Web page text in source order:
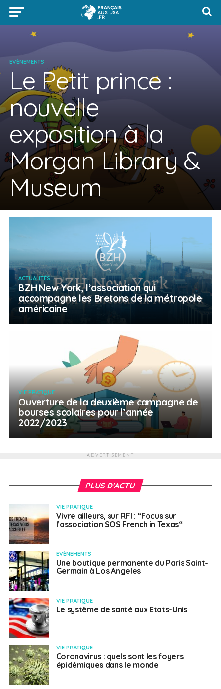
EVÈNEMENTS
Le Petit prince :
nouvelle
exposition à la
Morgan Library &
Museum
ACTUALITÉS
BZH New York, l’association qui
accompagne les Bretons de la métropole
américaine
VIE PRATIQUE
Ouverture de la deuxième campagne de
bourses scolaires pour l’année
2022/2023
ADVERTISEMENT
PLUS D'ACTU
VIE PRATIQUE
Vivre ailleurs, sur RFI : “Focus sur
l’association SOS French in Texas“
EVÈNEMENTS
Une boutique permanente du Paris Saint-
Germain à Los Angeles
VIE PRATIQUE
Le système de santé aux Etats-Unis
VIE PRATIQUE
Coronavirus : quels sont les foyers
épidémiques dans le monde